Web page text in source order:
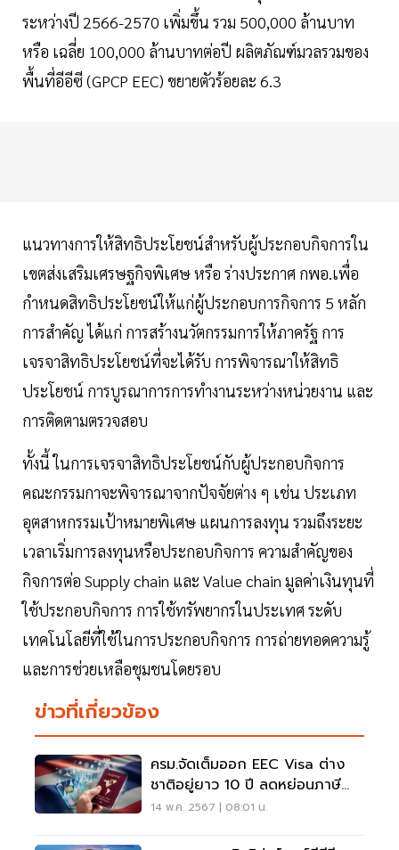
ระหว่างปี 2566-2570 เพิ่มขึ้น รวม 500,000 ล้านบาท
หรือ เฉลี่ย 100,000 ล้านบาทต่อปี ผลิตภัณฑ์มวลรวมของ
พื้นที่อีอีซี (GPCP EEC) ขยายตัวร้อยละ 6.3
แนวทางการให้สิทธิประโยชน์สำหรับผู้ประกอบกิจการใน
เขตส่งเสริมเศรษฐกิจพิเศษ หรือ ร่างประกาศ กพอ.เพื่อ
กำหนดสิทธิประโยชน์ให้แก่ผู้ประกอบการกิจการ 5 หลัก
การสำคัญ ได้แก่ การสร้างนวัตกรรมการให้ภาครัฐ การ
เจรจาสิทธิประโยชน์ที่จะได้รับ การพิจารณาให้สิทธิ
ประโยชน์ การบูรณาการการทำงานระหว่างหน่วยงาน และ
การติดตามตรวจสอบ
ทั้งนี้ ในการเจรจาสิทธิประโยชน์กับผู้ประกอบกิจการ
คณะกรรมกาจะพิจารณาจากปัจจัยต่าง ๆ เช่น ประเภท
อุตสาหกรรมเป้าหมายพิเศษ แผนการลงทุน รวมถึงระยะ
เวลาเริ่มการลงทุนหรือประกอบกิจการ ความสำคัญของ
กิจการต่อ Supply chain และ Value chain มูลค่าเงินทุนที่
ใช้ประกอบกิจการ การใช้ทรัพยากรในประเทศ ระดับ
เทคโนโลยีที่ใช้ในการประกอบกิจการ การถ่ายทอดความรู้
และการช่วยเหลือชุมชนโดยรอบ
ข่าวที่เกี่ยวข้อง
ครม.จัดเต็มออก EEC Visa ต่าง
ชาติอยู่ยาว 10 ปี ลดหย่อนภาษี
คงที่ 17%
14 พ.ค. 2567 | 08:01 น.